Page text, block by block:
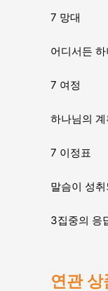
7 망대
어디서든
7 여정
하나님의
7 이정표
말슴이 성
3집중의 응
연관 상